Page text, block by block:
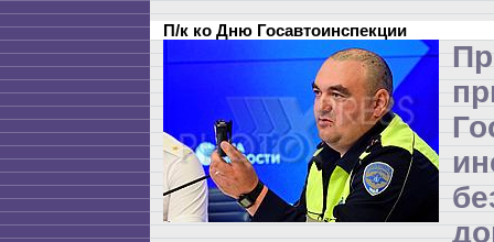
П/к ко Дню Госавтоинспекции